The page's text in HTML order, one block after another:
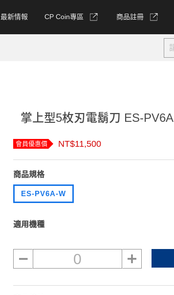
最新情報 CP Coin專區 商品註冊
掌上型5枚刃電鬍刀 ES-PV6A
會員優惠價 NT$11,500
商品規格
ES-PV6A-W
適用機種
0